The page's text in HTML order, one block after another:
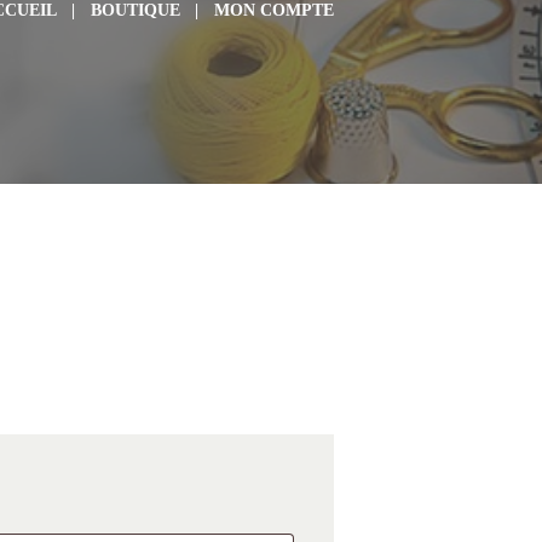
BOUTIQUE MON COMPTE